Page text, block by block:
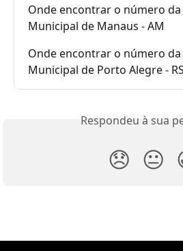
Onde encontrar o número
Municipal de Manaus - AM
Onde encontrar o número
Municipal de Porto Alegre - RS
Respondeu à sua
😞 😐